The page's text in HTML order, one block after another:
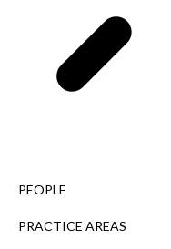
PEOPLE
PRACTICE AREAS